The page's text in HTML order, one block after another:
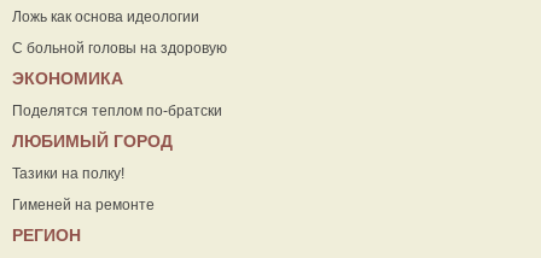
Ложь как основа идеологии
С больной головы на здоровую
ЭКОНОМИКА
Поделятся теплом по-братски
ЛЮБИМЫЙ ГОРОД
Тазики на полку!
Гименей на ремонте
РЕГИОН